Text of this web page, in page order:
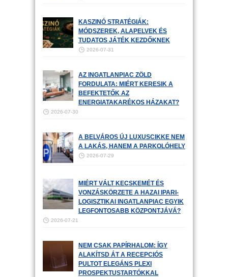
KASZINÓ STRATÉGIÁK:
MÓDSZEREK, ALAPELVEK ÉS
TUDATOS JÁTÉK KEZDŐKNEK
2026-07-31
AZ INGATLANPIAC ZÖLD
FORDULATA: MIÉRT KERESIK A
BEFEKTETŐK AZ
ENERGIATAKARÉKOS HÁZAKAT?
2026-07-30
A BELVÁROS ÚJ LUXUSCIKKE NEM
A LAKÁS, HANEM A PARKOLÓHELY
2026-07-29
MIÉRT VÁLT KECSKEMÉT ÉS
VONZÁSKÖRZETE A HAZAI IPARI-
LOGISZTIKAI INGATLANPIAC EGYIK
LEGFONTOSABB KÖZPONTJÁVÁ?
2026-07-21
NEM CSAK PAPÍRHALOM: ÍGY
ALAKÍTSD ÁT A RECEPCIÓS
PULTOT ELEGÁNS PLEXI
PROSPEKTUSTARTÓKKAL